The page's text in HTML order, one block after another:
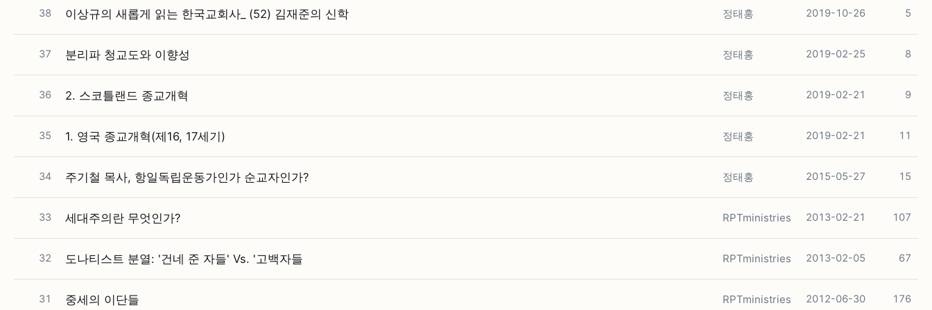
38 이상규의 새롭게 읽는 한국교회사_ (52) 김재준의 신학 정태홍 2019-10-26 5
37 분리파 청교도와 이향성 정태홍 2019-02-25 8
36 2. 스코틀랜드 종교개혁 정태홍 2019-02-21 9
35 1. 영국 종교개혁(제16, 17세기) 정태홍 2019-02-21 11
34 주기철 목사, 항일독립운동가인가 순교자인가? 정태홍 2015-05-27 15
33 세대주의란 무엇인가? RPTministries 2013-02-21 107
32 도나티스트 분열: '건네 준 자들' Vs. '고백자들 RPTministries 2013-02-05 67
31 중세의 이단들 RPTministries 2012-06-30 176